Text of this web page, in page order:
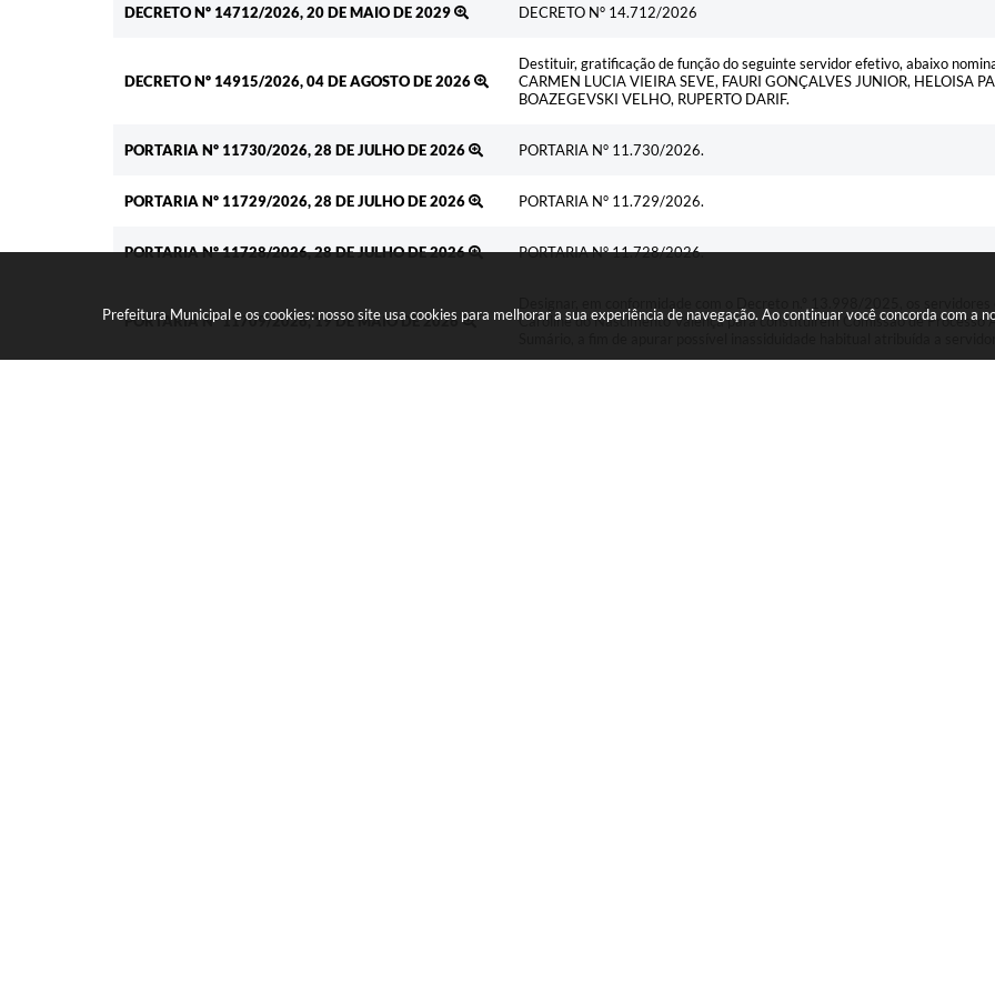
Prefeitura Municipal e os cookies: nosso site usa cookies para melhorar a sua experiência de navegação. Ao continuar você concorda com a
DECRETO Nº 14712/2026, 20 DE MAIO DE 2029 DECRETO N° 14.712/2026
DECRETO Nº 14915/2026, 04 DE AGOSTO DE 2026
Destituir, gratificação de função do seguinte servidor efetivo, abaixo
CARMEN LUCIA VIEIRA SEVE, FAURI GONÇALVES JUNIOR, HELOISA
BOAZEGEVSKI VELHO, RUPERTO DARIF.
PORTARIA Nº 11730/2026, 28 DE JULHO DE 2026 PORTARIA N° 11.730/2026.
PORTARIA Nº 11729/2026, 28 DE JULHO DE 2026 PORTARIA N° 11.729/2026.
PORTARIA Nº 11728/2026, 28 DE JULHO DE 2026 PORTARIA N° 11.728/2026.
PORTARIA Nº 11709/2026, 19 DE MAIO DE 2026
Caroline do Nascimento Valença para constituírem Comissão de